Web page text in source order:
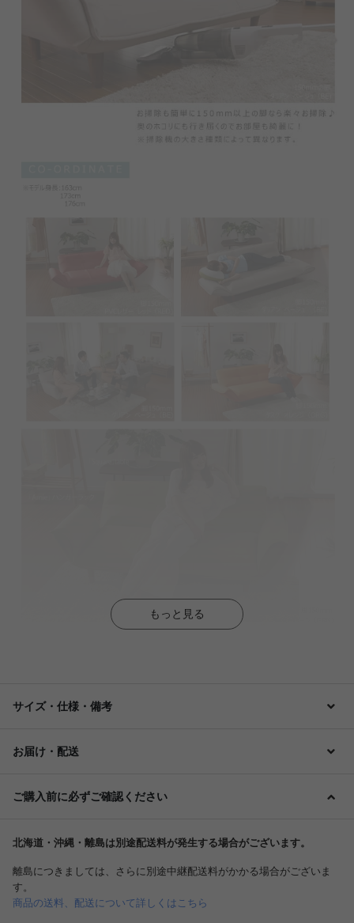
もっと見る
サイズ・仕様・備考
お届け・配送
ご購入前に必ずご確認ください
北海道・沖縄・離島は別途配送料が発生する場合がございます。
離島につきましては、さらに別途中継配送料がかかる場合がございま
す。
商品の送料、配送について詳しくはこちら